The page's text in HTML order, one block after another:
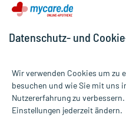
Alle Preise gelten inkl. MwSt.,
Informationen auf dieser
Datenschutz- und
Wir verwenden Cookies um zu
besuchen und wie Sie mit uns
Nutzererfahrung zu
Einstellungen jederzeit ändern.